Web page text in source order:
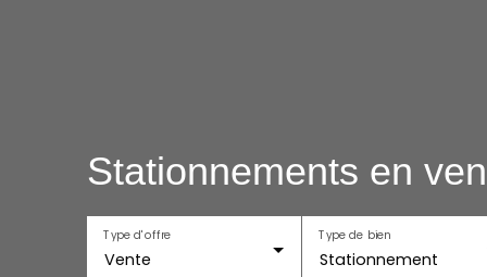
Stationnements en
Vente
Type d'offre
Stationnement
Type de bien